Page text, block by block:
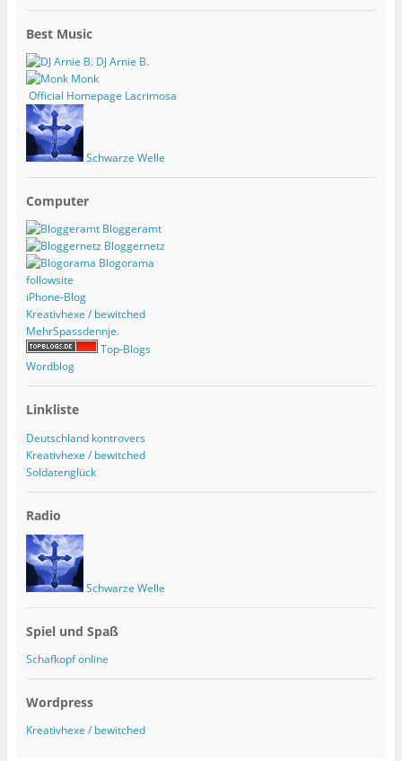
Best Music
DJ Arnie B.
Monk
Official Homepage Lacrimosa
Schwarze Welle
Computer
Bloggeramt
Bloggernetz
Blogorama
followsite
iPhone-Blog
Kreativhexe / bewitched
MehrSpassdennje.
Top-Blogs
Wordblog
Linkliste
Deutschland kontrovers
Kreativhexe / bewitched
Soldatenglück
Radio
Schwarze Welle
Spiel und Spaß
Schafkopf online
Wordpress
Kreativhexe / bewitched